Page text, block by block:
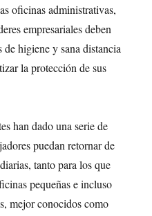
oficinas administrativas,
empresariales deben
higiene y sana distancia
la protección de sus
han dado una serie de
puedan retornar de
tanto para los que
pequeñas e incluso
mejor conocidos como